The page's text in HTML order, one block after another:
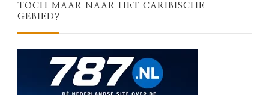
TOCH MAAR NAAR HET CARIBISCHE
GEBIED?